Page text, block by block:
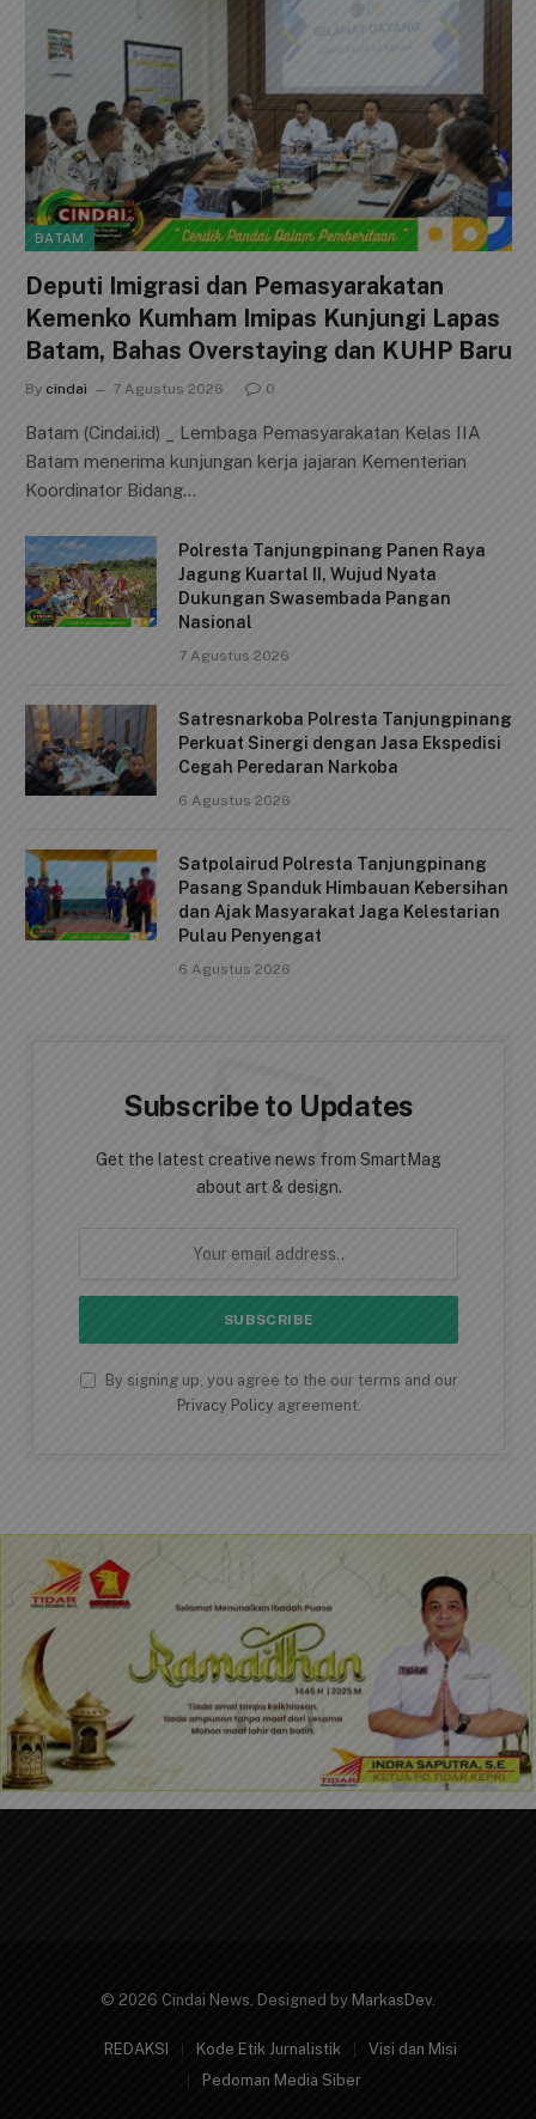
BATAM
Deputi Imigrasi dan Pemasyarakatan
Kemenko Kumham Imipas Kunjungi Lapas
Batam, Bahas Overstaying dan KUHP Baru
By cindai 7 Agustus 2026 0
Batam (Cindai.id) _ Lembaga Pemasyarakatan Kelas IIA
Batam menerima kunjungan kerja jajaran Kementerian
Koordinator Bidang…
Polresta Tanjungpinang Panen Raya
Jagung Kuartal II, Wujud Nyata
Dukungan Swasembada Pangan
Nasional
7 Agustus 2026
Satresnarkoba Polresta Tanjungpinang
Perkuat Sinergi dengan Jasa Ekspedisi
Cegah Peredaran Narkoba
6 Agustus 2026
Satpolairud Polresta Tanjungpinang
Pasang Spanduk Himbauan Kebersihan
dan Ajak Masyarakat Jaga Kelestarian
Pulau Penyengat
6 Agustus 2026
Subscribe to Updates
Get the latest creative news from SmartMag
about art & design.
By signing up, you agree to the our terms and our
Privacy Policyagreement.
© 2026 Cindai News. Designed by MarkasDev.
REDAKSI Kode Etik Jurnalistik
Visi dan Misi
Pedoman Media Siber